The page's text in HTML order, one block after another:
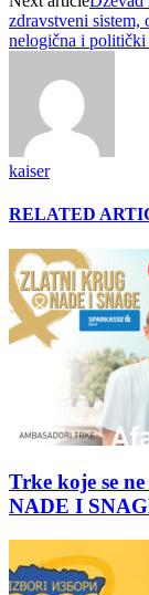
zdravstveni
nelogična i politički
kaiser
RELATED
Trke koje se
NADE I